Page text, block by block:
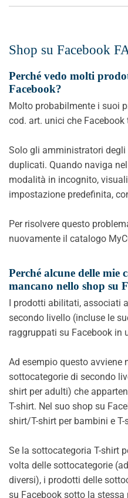
Shop su Facebook
Perché vedo molti
Facebook?
Molto probabilmente i suoi
cod. art. unici che
Solo gli amministratori
duplicati. Quando naviga
modalità in incognito,
impostazione predefinita,
Per risolvere questo
nuovamente il catalogo
Perché alcune delle mie
mancano nello shop su
I prodotti abilitati, associati
secondo livello (incluse le
raggruppati su Facebook in
Ad esempio questo avviene
sottocategorie di secondo
shirt per adulti) che
T-shirt. Nel suo shop su
shirt/T-shirt per bambini e
Se la sottocategoria T-shirt
volta delle sottocategorie
diversi), i prodotti delle
su Facebook sotto la